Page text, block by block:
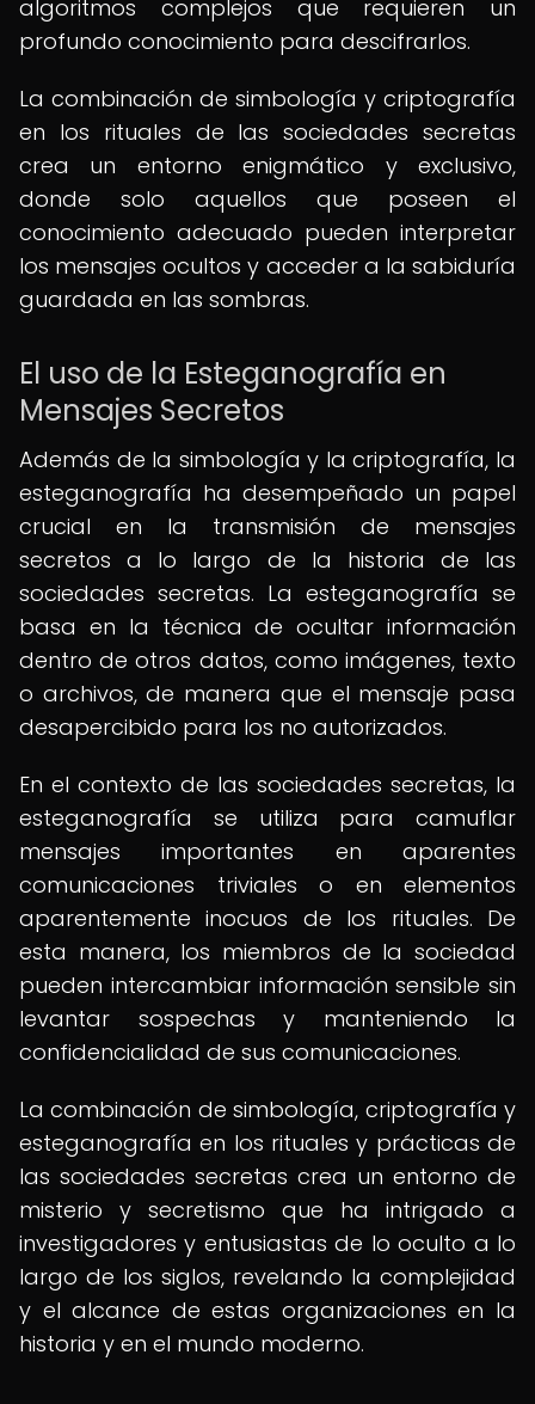
algoritmos complejos que requieren un
profundo conocimiento para descifrarlos.
La combinación de simbología y criptografía
en los rituales de las sociedades secretas
crea un entorno enigmático y exclusivo,
donde solo aquellos que poseen el
conocimiento adecuado pueden interpretar
los mensajes ocultos y acceder a la sabiduría
guardada en las sombras.
El uso de la Esteganografía en
Mensajes Secretos
Además de la simbología y la criptografía, la
esteganografía ha desempeñado un papel
crucial en la transmisión de mensajes
secretos a lo largo de la historia de las
sociedades secretas. La esteganografía se
basa en la técnica de ocultar información
dentro de otros datos, como imágenes, texto
o archivos, de manera que el mensaje pasa
desapercibido para los no autorizados.
En el contexto de las sociedades secretas, la
esteganografía se utiliza para camuflar
mensajes importantes en aparentes
comunicaciones triviales o en elementos
aparentemente inocuos de los rituales. De
esta manera, los miembros de la sociedad
pueden intercambiar información sensible sin
levantar sospechas y manteniendo la
confidencialidad de sus comunicaciones.
La combinación de simbología, criptografía y
esteganografía en los rituales y prácticas de
las sociedades secretas crea un entorno de
misterio y secretismo que ha intrigado a
investigadores y entusiastas de lo oculto a lo
largo de los siglos, revelando la complejidad
y el alcance de estas organizaciones en la
historia y en el mundo moderno.